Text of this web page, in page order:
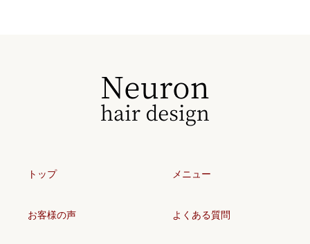
トップ メニュー
お客様の声 よくある質問